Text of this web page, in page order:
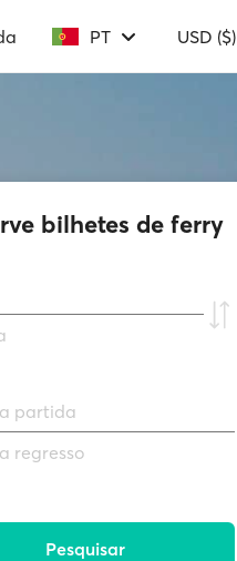
PT USD ($)
bilhetes de ferry
partida
regresso
Pesquisar